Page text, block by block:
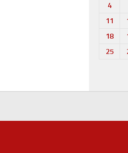
4
11
18
25